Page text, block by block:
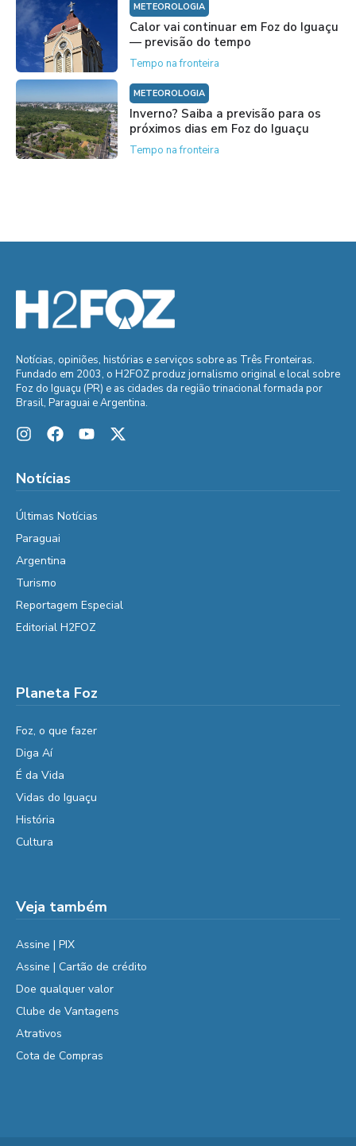
METEOROLOGIA
Calor vai continuar em Foz do Iguaçu
— previsão do tempo
Tempo na fronteira
METEOROLOGIA
Inverno? Saiba a previsão para os
próximos dias em Foz do Iguaçu
Tempo na fronteira
Notícias, opiniões, histórias e serviços sobre as Três Fronteiras.
Fundado em 2003, o H2FOZ produz jornalismo original e local sobre
Foz do Iguaçu (PR) e as cidades da região trinacional formada por
Brasil, Paraguai e Argentina.
Notícias
Últimas Notícias
Paraguai
Argentina
Turismo
Reportagem Especial
Editorial H2FOZ
Planeta Foz
Foz, o que fazer
Diga Aí
É da Vida
Vidas do Iguaçu
História
Cultura
Veja também
Assine | PIX
Assine | Cartão de crédito
Doe qualquer valor
Clube de Vantagens
Atrativos
Cota de Compras